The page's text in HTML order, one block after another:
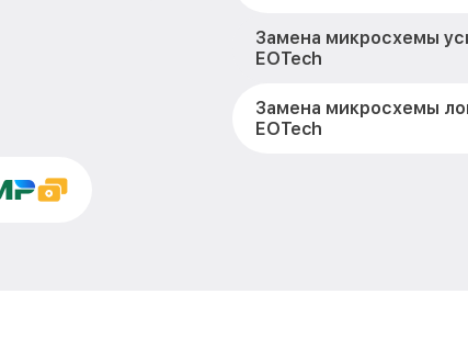
Замена микросхемы
EOTech
Замена микросхемы
EOTech